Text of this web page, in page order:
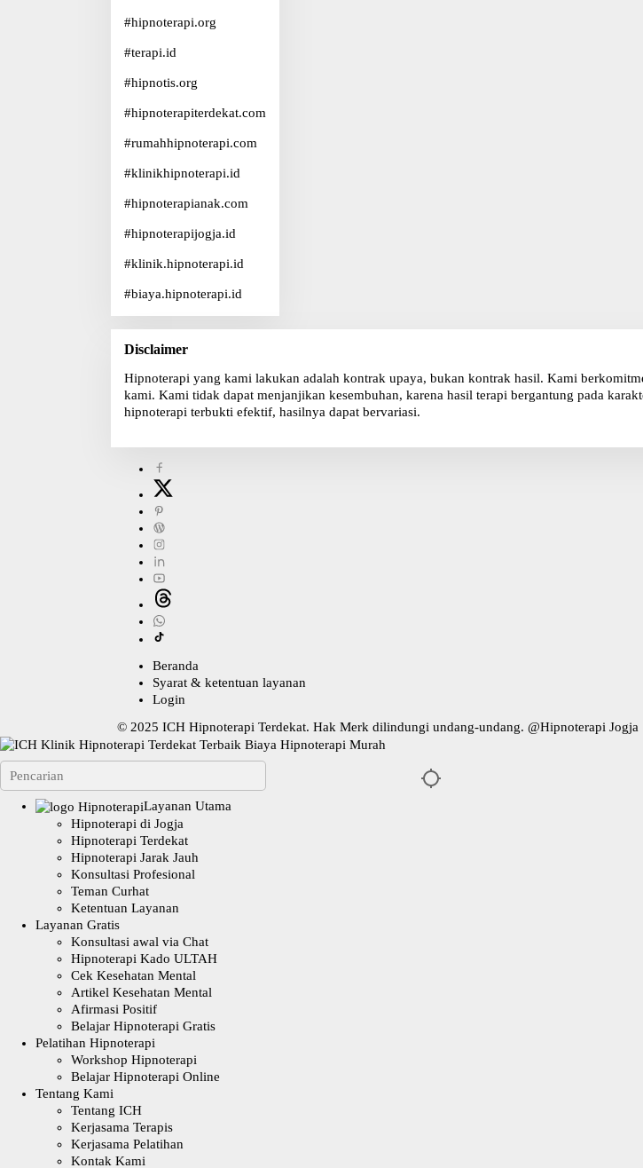
#hipnoterapi.org
#terapi.id
#hipnotis.org
#hipnoterapiterdekat.com
#rumahhipnoterapi.com
#klinikhipnoterapi.id
#hipnoterapianak.com
#hipnoterapijogja.id
#klinik.hipnoterapi.id
#biaya.hipnoterapi.id
Disclaimer
Hipnoterapi yang kami lakukan adalah kontrak upaya, bukan kontrak hasil. Kami
kami. Kami tidak dapat menjanjikan kesembuhan, karena hasil terapi bergantung pada
hipnoterapi terbukti efektif, hasilnya dapat bervariasi.
Beranda
Syarat & ketentuan layanan
Login
© 2025 ICH Hipnoterapi Terdekat. Hak Merk dilindungi undang-undang. @Hipnoterapi Jogja
Layanan Utama
Hipnoterapi di Jogja
Hipnoterapi Terdekat
Hipnoterapi Jarak Jauh
Konsultasi Profesional
Teman Curhat
Ketentuan Layanan
Layanan Gratis
Konsultasi awal via Chat
Hipnoterapi Kado ULTAH
Cek Kesehatan Mental
Artikel Kesehatan Mental
Afirmasi Positif
Belajar Hipnoterapi Gratis
Pelatihan Hipnoterapi
Workshop Hipnoterapi
Belajar Hipnoterapi Online
Tentang Kami
Tentang ICH
Kerjasama Terapis
Kerjasama Pelatihan
Kontak Kami